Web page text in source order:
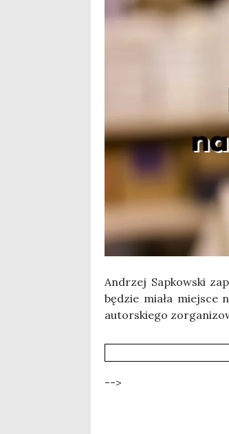
Andrzej Sap­kow­ski
będzie mia­ła miej­sce
autor­skie­go
-->